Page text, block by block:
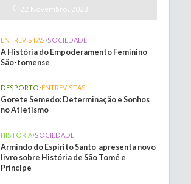
22 Novembro, 2023
ENTREVISTAS•SOCIEDADE
A História do Empoderamento Feminino
São-tomense
DESPORTO•ENTREVISTAS
Gorete Semedo: Determinação e Sonhos
no Atletismo
HISTÓRIA•SOCIEDADE
Armindo do Espírito Santo apresenta novo
livro sobre História de São Tomé e
Príncipe